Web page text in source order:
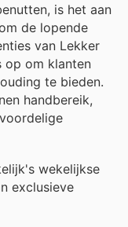
is het aan
de lopende
van Lekker
op om klanten
te bieden.
handbereik,
wekelijkse
exclusieve